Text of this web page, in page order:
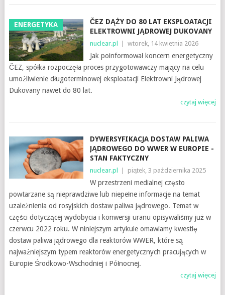
ENERGETYKA
ČEZ DĄŻY DO 80 LAT EKSPLOATACJI
ELEKTROWNI JĄDROWEJ DUKOVANY
nuclear.pl wtorek, 14 kwietnia 2026
Jak poinformował koncern energetyczny
ČEZ, spółka rozpoczęła proces przygotowawczy mający na celu
umożliwienie długoterminowej eksploatacji Elektrowni Jądrowej
Dukovany nawet do 80 lat.
czytaj więcej
DYWERSYFIKACJA DOSTAW PALIWA
JĄDROWEGO DO WWER W EUROPIE -
STAN FAKTYCZNY
nuclear.pl piątek, 3 października 2025
W przestrzeni medialnej często
powtarzane są nieprawdziwe lub niepełne informacje na temat
uzależnienia od rosyjskich dostaw paliwa jądrowego. Temat w
części dotyczącej wydobycia i konwersji uranu opisywaliśmy już w
czerwcu 2022 roku. W niniejszym artykule omawiamy kwestię
dostaw paliwa jądrowego dla reaktorów WWER, które są
najważniejszym typem reaktorów energetycznych pracujących w
Europie Środkowo-Wschodniej i Północnej.
czytaj więcej